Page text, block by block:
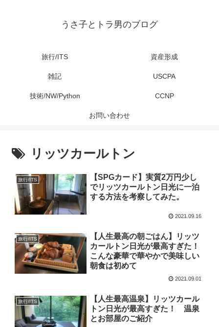
うさ子とトラ男のブログ
旅行/ITS 資産形成
雑記 USCPA
技術/NW/Python CCNP
お問い合わせ
リッツカールトン
旅行/ITS
【SPGカード】実質2万円少し
でリッツカールトン日光に一泊
する方法を考察してみた。
2021.09.16
旅行/ITS
【人生最高の朝ごはん】リッツ
カールトン日光が最高すぎた！
こんな豪華で華やかで美味しい
朝食は初めて
2021.09.01
旅行/ITS
【人生最高温泉】リッツカール
トン日光が最高すぎた！ 温泉
とお部屋のご紹介